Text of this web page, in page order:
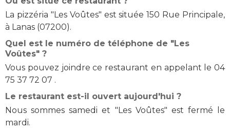
La pizzéria "Les Voûtes" est située 150 Rue Principale,
à Lanas (07200).
Quel est le numéro de téléphone de "Les
Voûtes" ?
Vous pouvez joindre ce restaurant en appelant le 04
75 37 72 07 .
Le restaurant est-il ouvert aujourd'hui ?
Nous sommes samedi et "Les Voûtes" est fermé le
mardi.